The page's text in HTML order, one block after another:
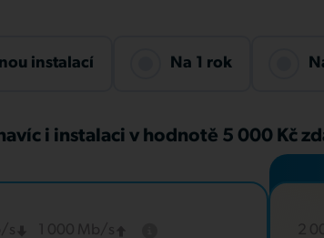
instalací Na 1 rok
i instalaci v hodnotě 5 000 Kč